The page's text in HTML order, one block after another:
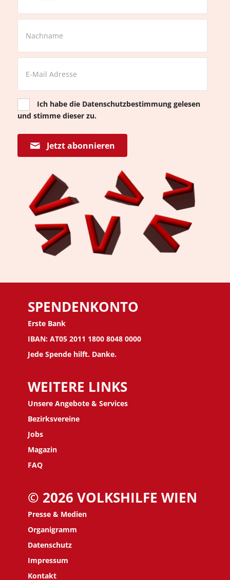
Ich habe die Datenschutzbestimmung gelesen
und stimme dieser zu.
Jetzt abonnieren
SPENDENKONTO
Erste Bank
IBAN: AT05 2011 1800 8048 0000
Jede Spende hilft. Danke.
WEITERE LINKS
Unsere Angebote & Services
Bezirksvereine
Jobs
Magazin
FAQ
© 2026 VOLKSHILFE WIEN
Presse & Medien
Organigramm
Datenschutz
Impressum
Kontakt